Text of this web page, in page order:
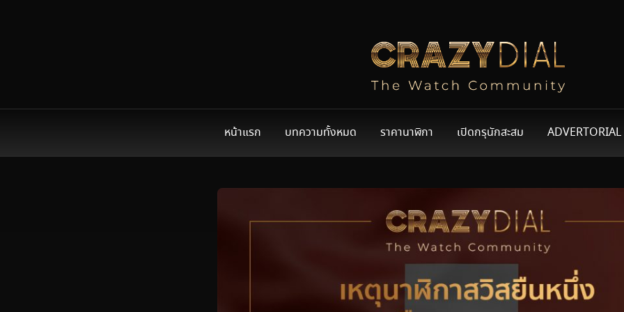
หน้าแรก บทความทั้งหมด ราคานาฬิกา เปิดกรุนักสะสม ADVERTORIAL